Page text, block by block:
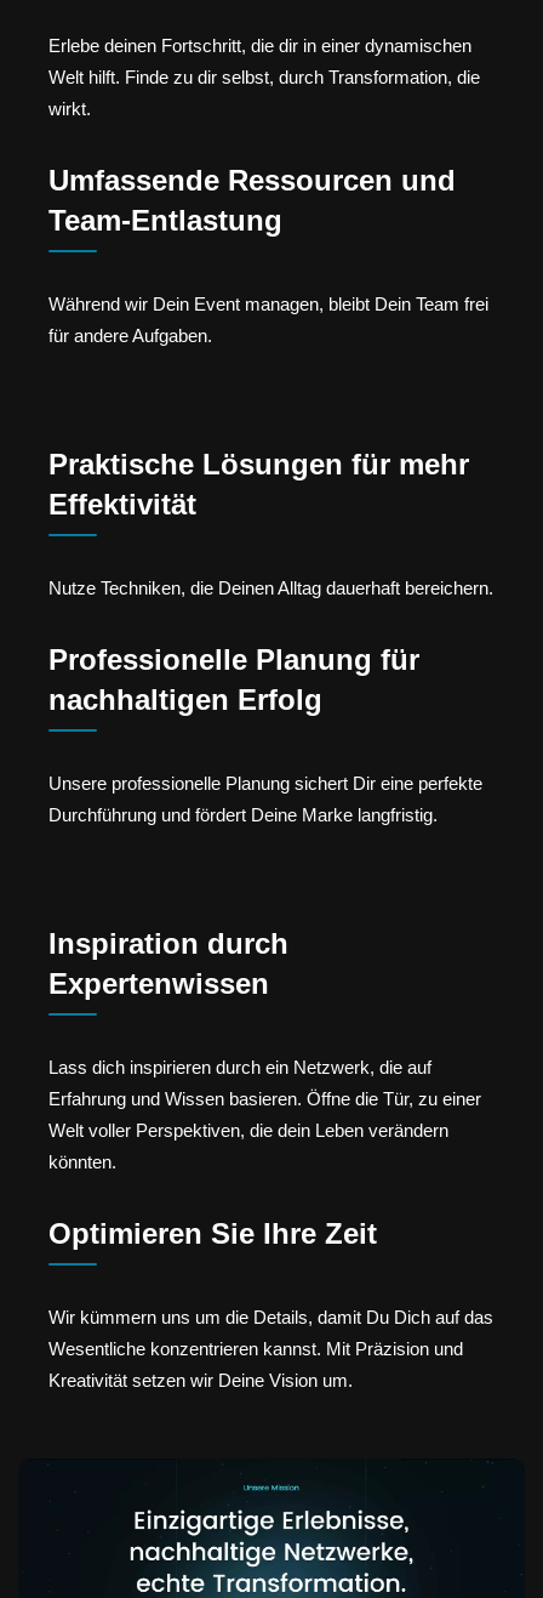
Erlebe deinen Fortschritt, die dir in einer dynamischen
Welt hilft. Finde zu dir selbst, durch Transformation, die
wirkt.
Umfassende Ressourcen und
Team-Entlastung
Während wir Dein Event managen, bleibt Dein Team frei
für andere Aufgaben.
Praktische Lösungen für mehr
Effektivität
Nutze Techniken, die Deinen Alltag dauerhaft bereichern.
Professionelle Planung für
nachhaltigen Erfolg
Unsere professionelle Planung sichert Dir eine perfekte
Durchführung und fördert Deine Marke langfristig.
Inspiration durch
Expertenwissen
Lass dich inspirieren durch ein Netzwerk, die auf
Erfahrung und Wissen basieren. Öffne die Tür, zu einer
Welt voller Perspektiven, die dein Leben verändern
könnten.
Optimieren Sie Ihre Zeit
Wir kümmern uns um die Details, damit Du Dich auf das
Wesentliche konzentrieren kannst. Mit Präzision und
Kreativität setzen wir Deine Vision um.